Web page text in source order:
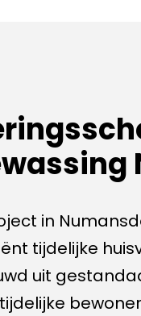
in
tijdelijke
uit